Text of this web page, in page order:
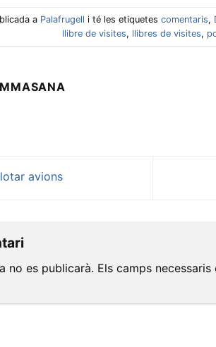
a Palafrugell i té les etiquetes comentaris,
llibre de visites, llibres de visites,
avions
no es publicarà. Els camps